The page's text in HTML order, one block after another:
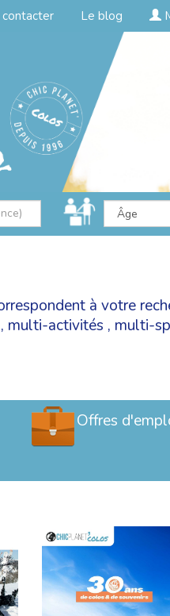
contacter Le blog
à votre
, multi-activités , multi-
Offres